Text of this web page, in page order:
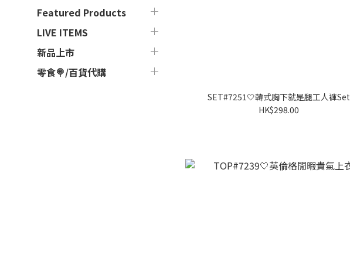
Featured Products
LIVE ITEMS
新品上市
零食🍭/百貨代購
SET#7251🤍韓式胸下就是腿工人褲Set
HK$298.00